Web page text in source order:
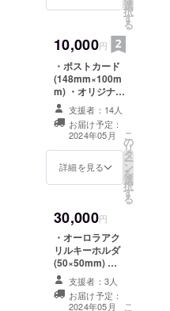
可能性がありま
ださい。
載いただいた
メールアドレス
にお送りいたし
ます。 アドレス
が間違っていて
連絡が取れない
場合は、お届け
ができなくなる
可能性がありま
ださい。
選
択
す
る
10,000円
・ポストカード
(148mm×100m
m) ・オリジナル
Tシャツ背面ス
タッフロール部
分に名前掲載
(中) ・Discord
ファンサーバー
加入権 ※１周年
す。 ※備考欄にT
シャツ背面に掲
載するお名前を
【英字表記】で
ご記入くださ
い。 ※リターン
のご連絡は、記
載いただいた
支援者：14人
お届け予定：
2024年05月
詳細を見る
こ
の
リ
タ
ー
ン
を
選
択
す
る
30,000円
・オーロラアク
リルキーホルダ
(50×50mm) ・
オリジナルTシャ
ツ背面スタッフ
ロール部分に名
支援者：3人
お届け予定：
2024年05月
こ